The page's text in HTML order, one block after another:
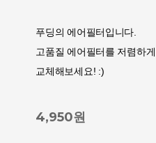
푸딩의 에어필터입니다.
고품질 에어필터를 저렴하게
교체해보세요! :)
4,950원